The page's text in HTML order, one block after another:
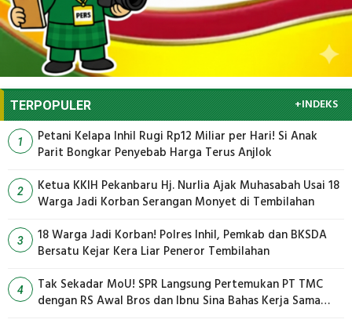
TERPOPULER +INDEKS
1
Petani Kelapa Inhil Rugi Rp12 Miliar per Hari! Si Anak
Parit Bongkar Penyebab Harga Terus Anjlok
2
Ketua KKIH Pekanbaru Hj. Nurlia Ajak Muhasabah Usai 18
Warga Jadi Korban Serangan Monyet di Tembilahan
3
18 Warga Jadi Korban! Polres Inhil, Pemkab dan BKSDA
Bersatu Kejar Kera Liar Peneror Tembilahan
4
Tak Sekadar MoU! SPR Langsung Pertemukan PT TMC
dengan RS Awal Bros dan Ibnu Sina Bahas Kerja Sama